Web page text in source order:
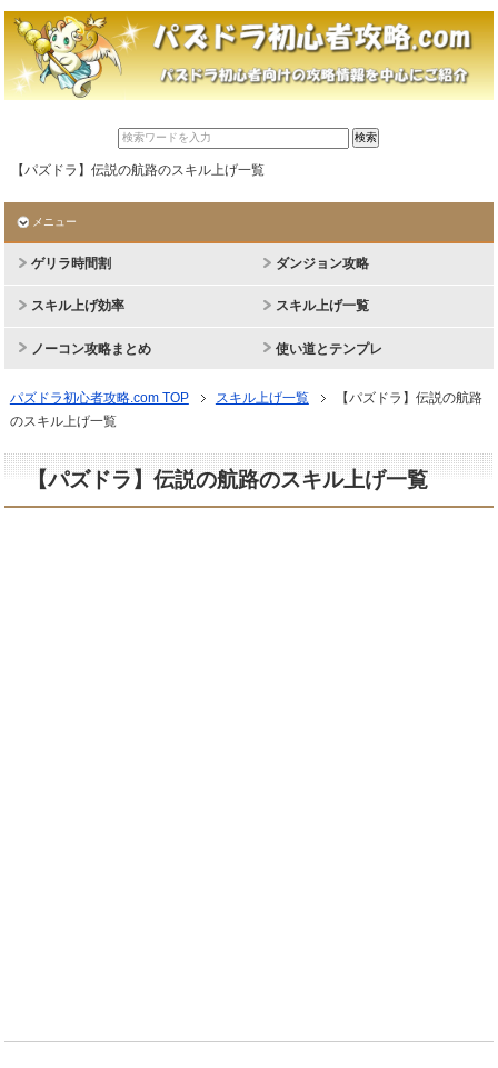
【パズドラ】伝説の航路のスキル上げ一覧
メニュー
ゲリラ時間割 ダンジョン攻略
スキル上げ効率 スキル上げ一覧
ノーコン攻略まとめ 使い道とテンプレ
パズドラ初心者攻略.com TOP スキル上げ一覧
【パズドラ】伝説の航路
のスキル上げ一覧
【パズドラ】伝説の航路のスキル上げ一覧